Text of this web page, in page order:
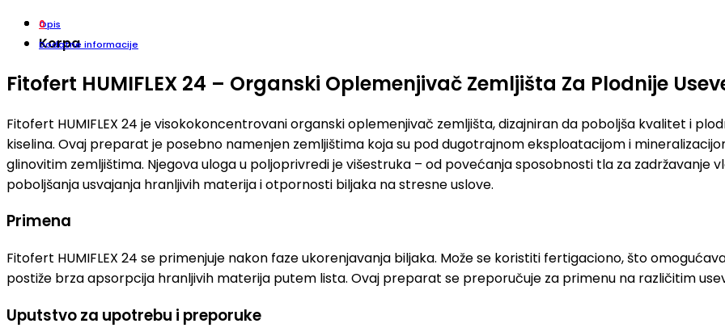
0
Korpa
Opis
Dodatne informacije
Fitofert HUMIFLEX 24 – Organski Oplemenjivač Zemljišta Za Plodnije
Fitofert HUMIFLEX 24 je visokokoncentrovani organski oplemenjivač zemljišta, dizajniran da poboljša kvalitet i
kiselina. Ovaj preparat je posebno namenjen zemljištima koja su pod dugotrajnom eksploatacijom i
glinovitim zemljištima. Njegova uloga u poljoprivredi je višestruka – od povećanja sposobnosti tla za zadržavanje
poboljšanja usvajanja hranljivih materija i otpornosti biljaka na stresne uslove.
Primena
Fitofert HUMIFLEX 24 se primenjuje nakon faze ukorenjavanja biljaka. Može se koristiti fertigaciono, što
postiže brza apsorpcija hranljivih materija putem lista. Ovaj preparat se preporučuje za primenu na različitim
Uputstvo za upotrebu i preporuke